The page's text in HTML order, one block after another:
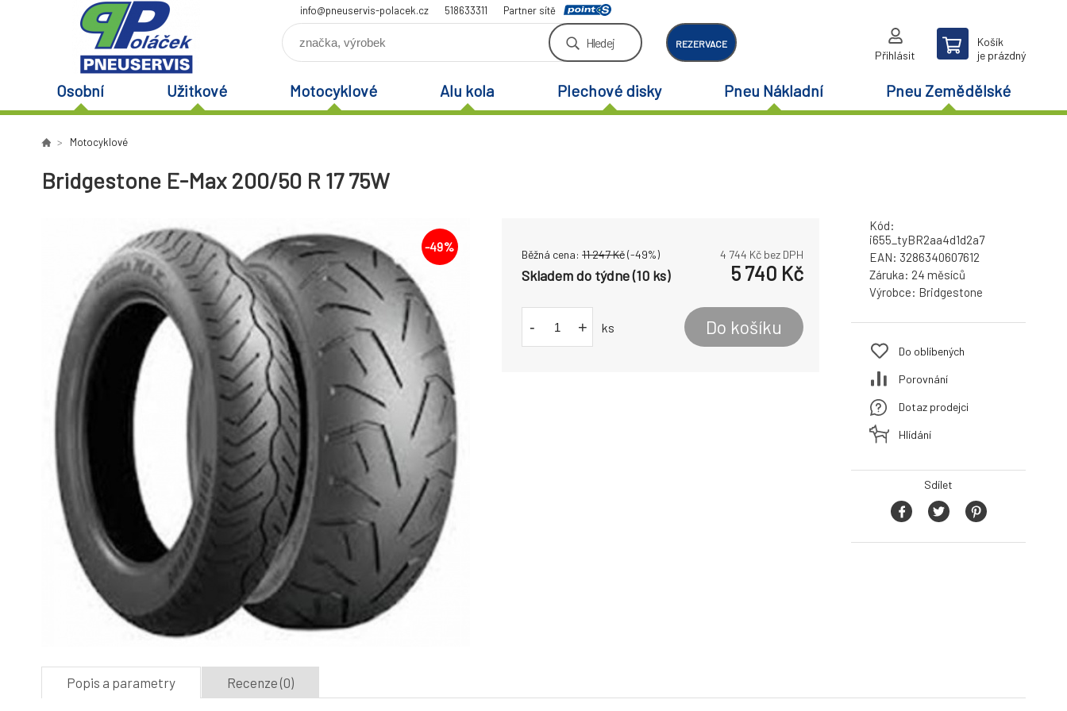
info@pneuservis-polacek.cz 518633311 Partner sítě
Hledej REZERVACE
Přihlásit
Košík
je prázdný
Osobní Užitkové Motocyklové Alu kola Plechové disky Pneu Nákladní Pneu Zemědělské
Motocyklové
Bridgestone E-Max 200/50 R 17 75W
-49%
Běžná cena: 11 247Kč(-49%) 4 744 Kč bez DPH
Skladem do týdne (10 ks) 5 740 Kč
- + ks Do košíku
Kód:
i655_tyBR2aa4d1d2a7
EAN: 3286340607612
Záruka: 24 měsíců
Výrobce: Bridgestone
Do oblíbených
Porovnání
Dotaz prodejci
Hlídání
Sdílet
Popis a parametry Recenze (0)